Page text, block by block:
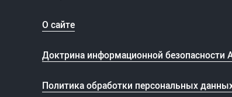
О сайте
Доктрина информационной безопасности
Политика обработки персональных